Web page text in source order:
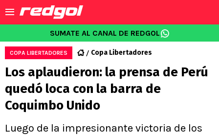
SUMATE AL CANAL DE REDGOL
COPA LIBERTADORES Copa Libertadores
Los aplaudieron: la prensa de Perú
quedó loca con la barra de
Coquimbo Unido
Luego de la impresionante victoria de los